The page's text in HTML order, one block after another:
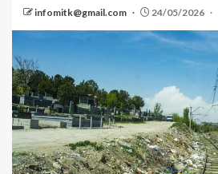
infomitk@gmail.com 24/05/2026